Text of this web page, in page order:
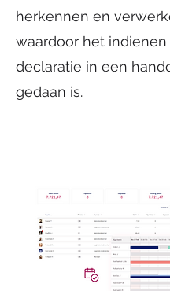
herkennen en
waardoor het
declaratie in een
gedaan is.